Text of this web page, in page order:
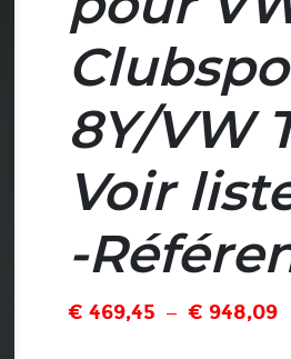
8Y/VW
Voir
-
€ 469,45 – € 948,09